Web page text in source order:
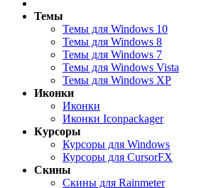
Темы
Темы для Windows 10
Темы для Windows 8
Темы для Windows 7
Темы для Windows Vista
Темы для Windows XP
Иконки
Иконки
Иконки Iconpackager
Курсоры
Курсоры для Windows
Курсоры для CursorFX
Скины
Скины для Rainmeter